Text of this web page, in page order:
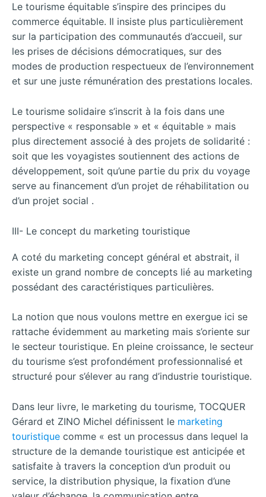
Le tourisme équitable s’inspire des principes du
commerce équitable. Il insiste plus particulièrement
sur la participation des communautés d’accueil, sur
les prises de décisions démocratiques, sur des
modes de production respectueux de l’environnement
et sur une juste rémunération des prestations locales.
Le tourisme solidaire s’inscrit à la fois dans une
perspective « responsable » et « équitable » mais
plus directement associé à des projets de solidarité :
soit que les voyagistes soutiennent des actions de
développement, soit qu’une partie du prix du voyage
serve au financement d’un projet de réhabilitation ou
d’un projet social .
III- Le concept du marketing touristique
A coté du marketing concept général et abstrait, il
existe un grand nombre de concepts lié au marketing
possédant des caractéristiques particulières.
La notion que nous voulons mettre en exergue ici se
rattache évidemment au marketing mais s’oriente sur
le secteur touristique. En pleine croissance, le secteur
du tourisme s’est profondément professionnalisé et
structuré pour s’élever au rang d’industrie touristique.
Dans leur livre, le marketing du tourisme, TOCQUER
Gérard et ZINO Michel définissent le marketing
touristique comme « est un processus dans lequel la
structure de la demande touristique est anticipée et
satisfaite à travers la conception d’un produit ou
service, la distribution physique, la fixation d’une